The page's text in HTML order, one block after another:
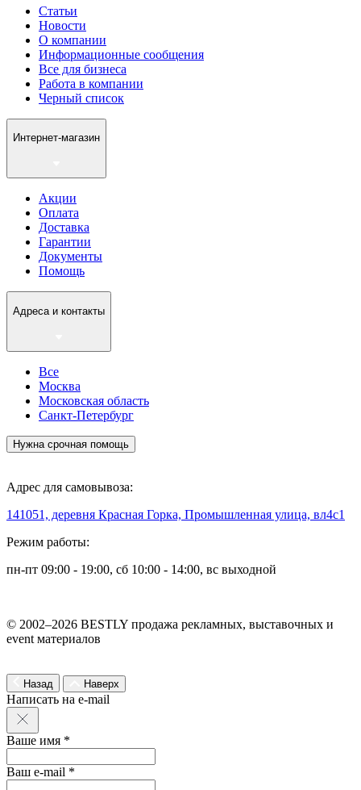
Статьи
Новости
О компании
Информационные сообщения
Все для бизнеса
Работа в компании
Черный список
Интернет-магазин
Акции
Оплата
Доставка
Гарантии
Документы
Помощь
Адреса и контакты
Все
Москва
Московская область
Санкт-Петербург
Нужна срочная помощь
Адрес для самовывоза:
141051, деревня Красная Горка, Промышленная улица, вл4с1
Режим работы:
пн-пт 09:00 - 19:00, сб 10:00 - 14:00, вс выходной
© 2002–2026 BESTLY продажа рекламных, выставочных и
event материалов
Назад Наверх
Написать на e-mail
Ваше имя *
Ваш e-mail *